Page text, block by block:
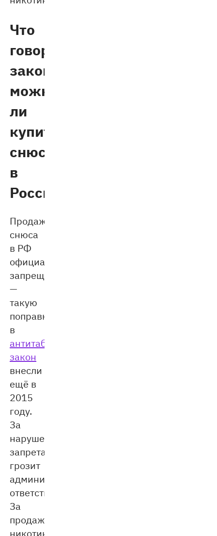
Что
говорит
законодательство:
можно
ли
купить
снюс
в
России
Продажа
снюса
в РФ
официально
запрещена
—
такую
поправку
в
антитабачный
закон
внесли
ещё в
2015
году.
За
нарушение
запрета
грозит
административная
ответственность.
За
продажу
никотиносодержащей